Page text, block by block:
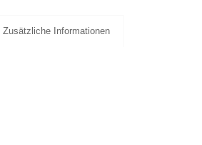
Zusätzliche Informationen